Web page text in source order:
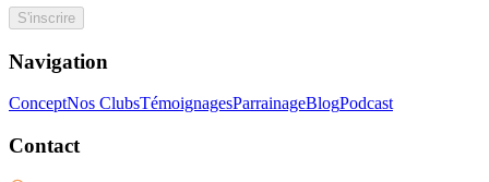
S'inscrire
Navigation
ConceptNos ClubsTémoignagesParrainageBlogPodcast
Contact